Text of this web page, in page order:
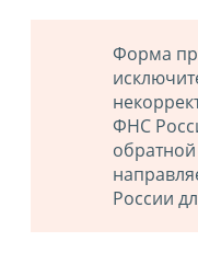
Форма
ФНС
России